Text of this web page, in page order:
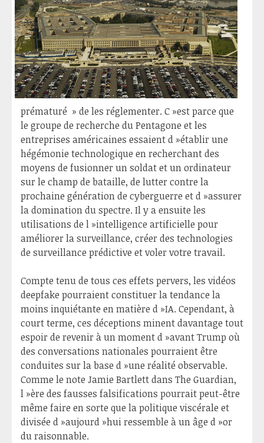
prématuré » de les réglementer. C »est parce que
le groupe de recherche du Pentagone et les
entreprises américaines essaient d »établir une
hégémonie technologique en recherchant des
moyens de fusionner un soldat et un ordinateur
sur le champ de bataille, de lutter contre la
prochaine génération de cyberguerre et d »assurer
la domination du spectre. Il y a ensuite les
utilisations de l »intelligence artificielle pour
améliorer la surveillance, créer des technologies
de surveillance prédictive et voler votre travail.
Compte tenu de tous ces effets pervers, les vidéos
deepfake pourraient constituer la tendance la
moins inquiétante en matière d »IA. Cependant, à
court terme, ces déceptions minent davantage tout
espoir de revenir à un moment d »avant Trump où
des conversations nationales pourraient être
conduites sur la base d »une réalité observable.
Comme le note Jamie Bartlett dans The Guardian,
l »ère des fausses falsifications pourrait peut-être
même faire en sorte que la politique viscérale et
divisée d »aujourd »hui ressemble à un âge d »or
du raisonnable.